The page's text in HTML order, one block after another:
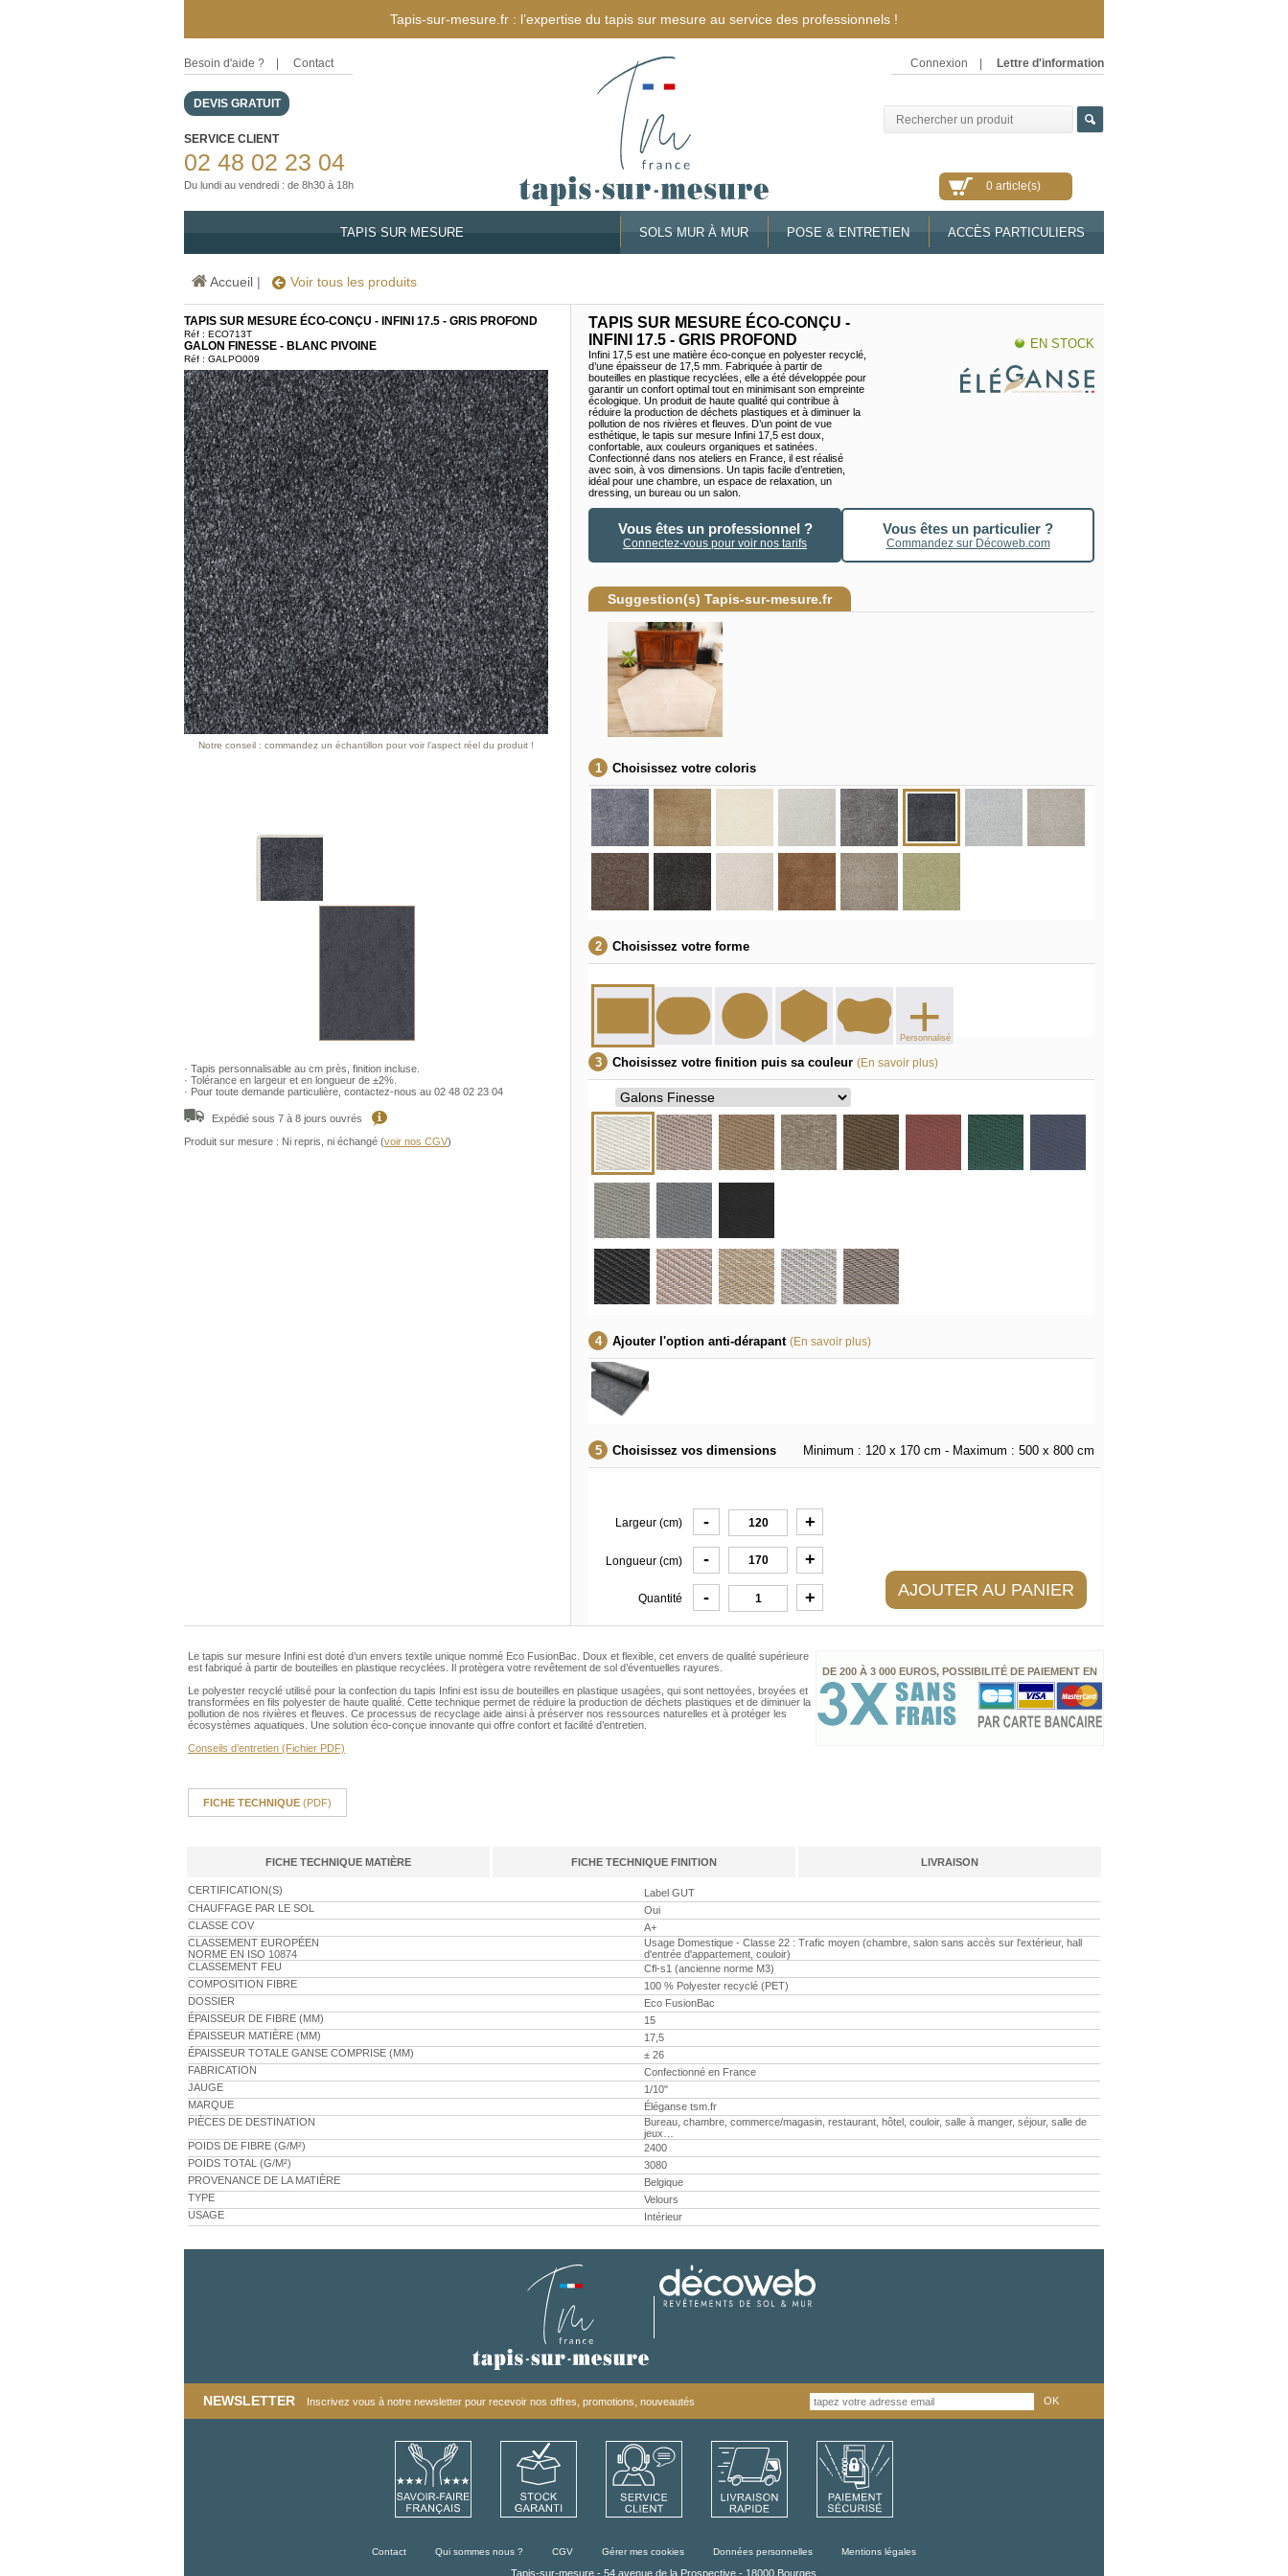
Tapis-sur-mesure.fr : l’expertise du tapis sur mesure au service des professionnels !
Besoin d'aide ? Contact
DEVIS GRATUIT
Connexion Lettre d'information
SERVICE CLIENT
02 48 02 23 04
Du lundi au vendredi : de 8h30 à 18h 0 article(s)
TAPIS SUR MESURE SOLS MUR À MUR POSE & ENTRETIEN ACCÈS PARTICULIERS
Accueil | Voir tous les produits
TAPIS SUR MESURE ÉCO-CONÇU - INFINI 17.5 - GRIS PROFOND
Réf : ECO713T
GALON FINESSE - BLANC PIVOINE
Réf : GALPO009
Notre conseil : commandez un échantillon pour voir l’aspect réel du produit !
· Tapis personnalisable au cm près, finition incluse.
· Tolérance en largeur et en longueur de ±2%.
· Pour toute demande particulière, contactez-nous au 02 48 02 23 04
Expédié sous 7 à 8 jours ouvrés
Produit sur mesure : Ni repris, ni échangé (voir nos CGV)
TAPIS SUR MESURE ÉCO-CONÇU -
INFINI 17.5 - GRIS PROFOND
Infini 17,5 est une matière éco-conçue en polyester recyclé,
d’une épaisseur de 17,5 mm. Fabriquée à partir de
bouteilles en plastique recyclées, elle a été développée pour
garantir un confort optimal tout en minimisant son empreinte
écologique. Un produit de haute qualité qui contribue à
réduire la production de déchets plastiques et à diminuer la
pollution de nos rivières et fleuves. D’un point de vue
esthétique, le tapis sur mesure Infini 17,5 est doux,
confortable, aux couleurs organiques et satinées.
Confectionné dans nos ateliers en France, il est réalisé
avec soin, à vos dimensions. Un tapis facile d’entretien,
idéal pour une chambre, un espace de relaxation, un
dressing, un bureau ou un salon.
EN STOCK
Vous êtes un professionnel ?
Connectez-vous pour voir nos tarifs
Vous êtes un particulier ?
Commandez sur Décoweb.com
Suggestion(s) Tapis-sur-mesure.fr
Choisissez votre coloris
Choisissez votre forme
+
Personnalisé
Choisissez votre finition puis sa couleur (En savoir plus)
Ajouter l'option anti-dérapant (En savoir plus)
Choisissez vos dimensions Minimum : 120 x 170 cm - Maximum : 500 x 800 cm
Largeur (cm) - +
Longueur (cm) - +
Quantité - + AJOUTER AU PANIER
Le tapis sur mesure Infini est doté d’un envers textile unique nommé Eco FusionBac. Doux et flexible, cet envers de qualité supérieure
est fabriqué à partir de bouteilles en plastique recyclées. Il protègera votre revêtement de sol d’éventuelles rayures.
Le polyester recyclé utilisé pour la confection du tapis Infini est issu de bouteilles en plastique usagées, qui sont nettoyées, broyées et
transformées en fils polyester de haute qualité. Cette technique permet de réduire la production de déchets plastiques et de diminuer la
pollution de nos rivières et fleuves. Ce processus de recyclage aide ainsi à préserver nos ressources naturelles et à protéger les
écosystèmes aquatiques. Une solution éco-conçue innovante qui offre confort et facilité d’entretien.
Conseils d’entretien (Fichier PDF)
FICHE TECHNIQUE (PDF)
DE 200 À 3 000 EUROS, POSSIBILITÉ DE PAIEMENT EN
FICHE TECHNIQUE MATIÈRE FICHE TECHNIQUE FINITION LIVRAISON
CERTIFICATION(S)
Label GUT
CHAUFFAGE PAR LE SOL
Oui
CLASSE COV
A+
CLASSEMENT EUROPÉEN
NORME EN ISO 10874
Usage Domestique - Classe 22 : Trafic moyen (chambre, salon sans accès sur l'extérieur, hall
d'entrée d'appartement, couloir)
CLASSEMENT FEU
Cfl-s1 (ancienne norme M3)
COMPOSITION FIBRE
100 % Polyester recyclé (PET)
DOSSIER
Eco FusionBac
ÉPAISSEUR DE FIBRE (MM)
15
ÉPAISSEUR MATIÈRE (MM)
17,5
ÉPAISSEUR TOTALE GANSE COMPRISE (MM)
± 26
FABRICATION
Confectionné en France
JAUGE
1/10"
MARQUE
Éléganse tsm.fr
PIÈCES DE DESTINATION
Bureau, chambre, commerce/magasin, restaurant, hôtel, couloir, salle à manger, séjour, salle de
jeux…
POIDS DE FIBRE (G/M²)
2400
POIDS TOTAL (G/M²)
3080
PROVENANCE DE LA MATIÈRE
Belgique
TYPE
Velours
USAGE
Intérieur
NEWSLETTER Inscrivez vous à notre newsletter pour recevoir nos offres, promotions, nouveautés OK
Contact Qui sommes nous ? CGV Gérer mes cookies Données personnelles Mentions légales
Tapis-sur-mesure - 54 avenue de la Prospective - 18000 Bourges